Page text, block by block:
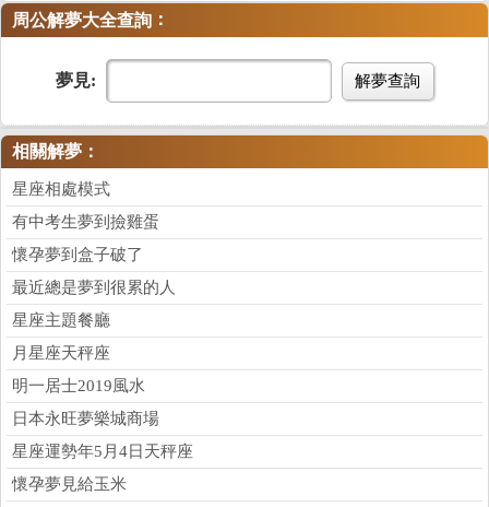
周公解夢大全查詢 ：
夢見: 解夢查詢
相關解夢：
星座相處模式
有中考生夢到撿雞蛋
懷孕夢到盒子破了
最近總是夢到很累的人
星座主題餐廳
月星座天秤座
明一居士2019風水
日本永旺夢樂城商場
星座運勢年5月4日天秤座
懷孕夢見給玉米